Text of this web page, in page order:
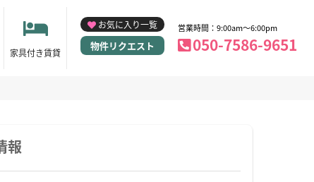
家具付き賃貸
お気に入り一覧
物件リクエスト
営業時間：9:00am～6:00pm
050-7586-9651
報